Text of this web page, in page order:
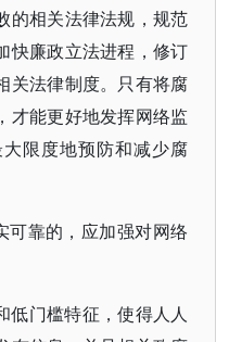
的相关法律法规，规范
快廉政立法进程，修订
关法律制度。只有将腐
才能更好地发挥网络监
限度地预防和减少腐
可靠的，应加强对网络
低门槛特征，使得人人